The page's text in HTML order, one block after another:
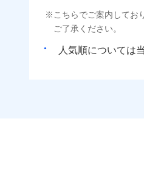
こちらでご案内してお
ご了承ください。
人気順については